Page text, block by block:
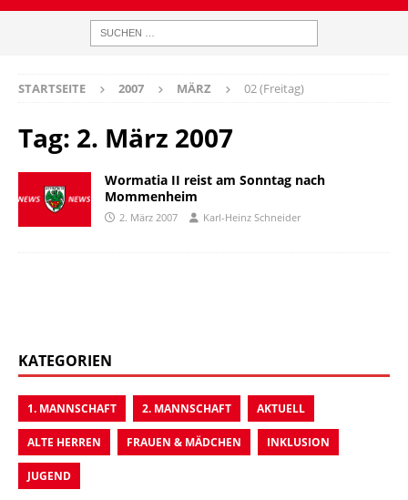
STARTSEITE 2007 MÄRZ 02 (Freitag)
Tag: 2. März 2007
Wormatia II reist am Sonntag nach
Mommenheim
2. März 2007 Karl-Heinz Schneider
KATEGORIEN
1. MANNSCHAFT 2. MANNSCHAFT AKTUELL
ALTE HERREN FRAUEN & MÄDCHEN INKLUSION
JUGEND